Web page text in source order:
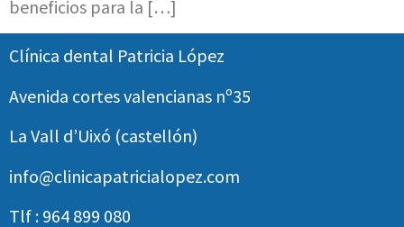
beneficios para la […]
Clínica dental Patricia López
Avenida cortes valencianas nº35
La Vall d’Uixó (castellón)
info@clinicapatricialopez.com
Tlf : 964 899 080